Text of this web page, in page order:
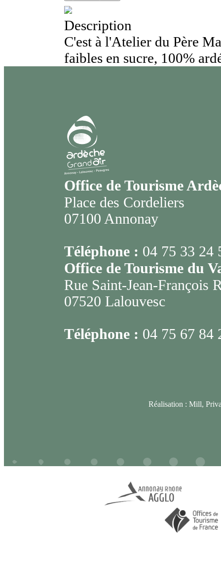
Description
C'est à l'Atelier du Père
faibles en sucre, 100%
Office de Tourisme
Place des Cordeliers
07100 Annonay
Téléphone : 04 75 33 24
Office de Tourisme du
Rue Saint-Jean-François
07520 Lalouvesc
Téléphone : 04 75 67 84
Réalisation : Mill,